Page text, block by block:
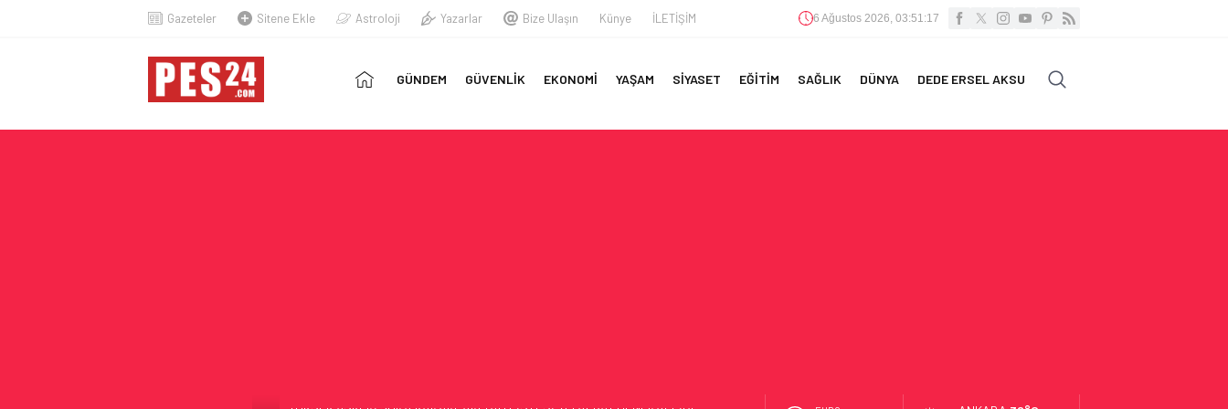
Gazeteler Sitene Ekle Astroloji Yazarlar Bize Ulaşın Künye İLETİŞİM 6 Ağustos 2026, 03:51:18
GÜNDEM GÜVENLİK EKONOMİ YAŞAM SİYASET EĞİTİM SAĞLIK DÜNYA DEDE ERSEL AKSU